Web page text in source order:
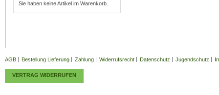
Sie haben keine Artikel im Warenkorb.
AGB Bestellung Lieferung Zahlung Widerrufsrecht Datenschutz Jugendschutz
VERTRAG WIDERRUFEN